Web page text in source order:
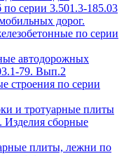
серии 3.501.3-185.03
дорог.
по серии
автодорожных
79. Вып.2
строения по серии
и тротуарные плиты
Изделия сборные
плиты, лежни по